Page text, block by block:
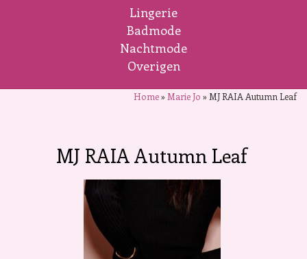
Lingerie
Badmode
Nachtmode
Overigen
Home» Marie Jo » MJ RAIA Autumn Leaf
MJ RAIA Autumn Leaf